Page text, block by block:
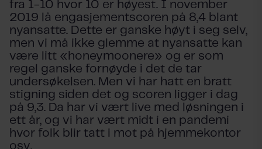
fra 1-10 hvor 10 er høyest. I november
2019 lå engasjementscoren på 8,4 blant
nyansatte. Dette er ganske høyt i seg selv,
men vi må ikke glemme at nyansatte kan
være litt «honeymoonere» og er som
regel ganske fornøyde i det de tar
undersøkelsen. Men vi har hatt en bratt
stigning siden det og scoren ligger i dag
på 9,3. Da har vi vært live med løsningen i
ett år, og vi har vært midt i en pandemi
hvor folk blir tatt i mot på hjemmekontor
osv.